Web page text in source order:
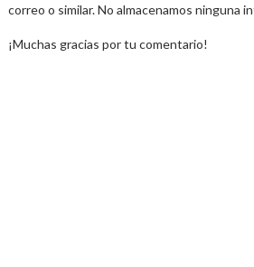
correo o similar. No almacenamos ninguna
¡Muchas gracias por tu comentario!